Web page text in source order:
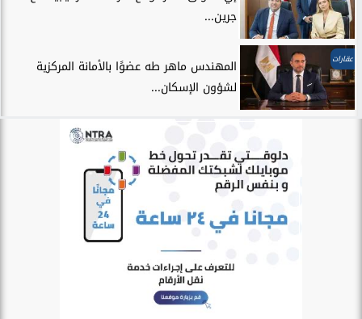
جرين...
عقارات
المهندس ماهر طه عضوًا بالأمانة المركزية
لشؤون الإسكان...